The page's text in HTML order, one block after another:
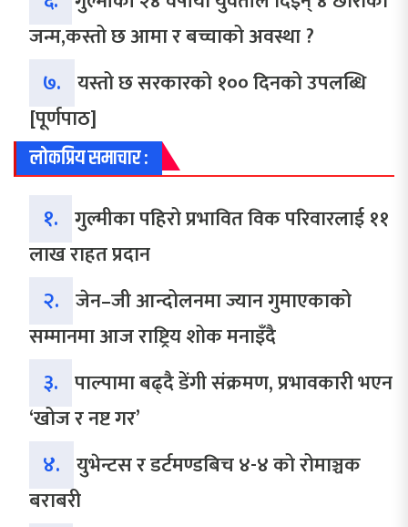
जन्म,कस्तो छ आमा र बच्चाको अवस्था ?
७. यस्तो छ सरकारको १०० दिनको उपलब्धि
[पूर्णपाठ]
लोकप्रिय समाचार :
१. गुल्मीका पहिरो प्रभावित विक परिवारलाई ११
लाख राहत प्रदान
२. जेन–जी आन्दोलनमा ज्यान गुमाएकाको
सम्मानमा आज राष्ट्रिय शोक मनाइँदै
३. पाल्पामा बढ्दै डेंगी संक्रमण, प्रभावकारी भएन
‘खोज र नष्ट गर’
४. युभेन्टस र डर्टमण्डबिच ४-४ को रोमाञ्चक
बराबरी